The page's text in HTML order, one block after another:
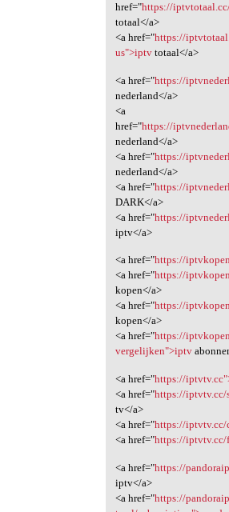
href="https://
totaal</a>
<a href="https://
us">iptvtotaal</a>
<a href="https://
nederland</a>
<a
href="https://
nederland</a>
<a href="https://
nederland</a>
<a href="https://
DARK</a>
<a href="https://
iptv</a>
<a href="https://
<a href="https://
kopen</a>
<a href="https://
kopen</a>
<a href="https://
vergelijken">iptv
<a href="https://
<a href="https://
tv</a>
<a href="https://iptvtv.cc/
<a href="https://
<a href="https://
iptv</a>
<a href="https://